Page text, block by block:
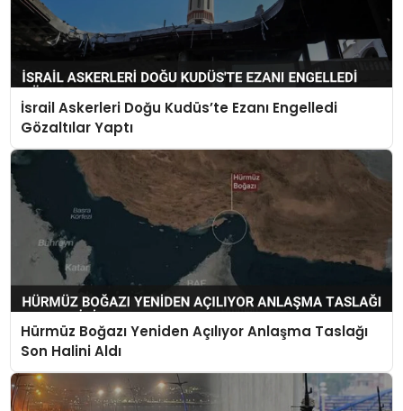
İsrail Askerleri Doğu Kudüs’te Ezanı Engelledi
Gözaltılar Yaptı
Hürmüz Boğazı Yeniden Açılıyor Anlaşma Taslağı
Son Halini Aldı